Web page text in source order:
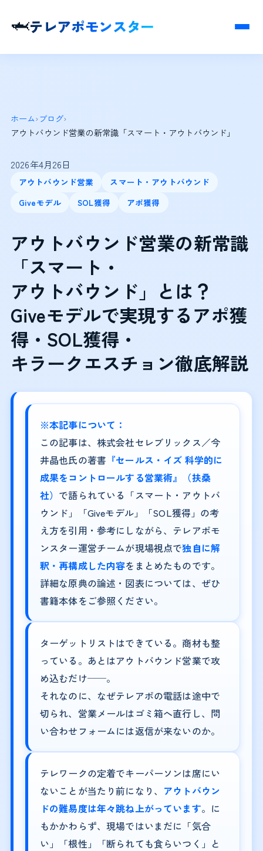
🦈テレアポモンスター
ホーム›ブログ›
アウトバウンド営業の新常識「スマート・アウトバウンド」
2026年4月26日
アウトバウンド営業
スマート・アウトバウンド
Giveモデル
SOL獲得 アポ獲得
アウトバウンド営業の新常識
「スマート・
アウトバウンド」とは？
Giveモデルで実現するアポ獲
得・SOL獲得・
キラークエスチョン徹底解説
※本記事について：
この記事は、株式会社セレブリックス／今
井晶也氏の著書 『セールス・イズ 科学的に
成果をコントロールする営業術』（扶桑
社） で語られている「スマート・アウトバ
ウンド」「Giveモデル」「SOL獲得」の考
え方を引用・参考にしながら、テレアポモ
ンスター運営チームが現場視点で独自に解
釈・再構成した内容をまとめたものです。
詳細な原典の論述・図表については、ぜひ
書籍本体をご参照ください。
ターゲットリストはできている。商材も整
っている。あとはアウトバウンド営業で攻
め込むだけ──。
それなのに、なぜテレアポの電話は途中で
切られ、営業メールはゴミ箱へ直行し、問
い合わせフォームには返信が来ないのか。
テレワークの定着でキーパーソンは席にい
ないことが当たり前になり、 アウトバウン
ドの難易度は年々跳ね上がっています。に
もかかわらず、現場ではいまだに「気合
い」「根性」「断られても食らいつく」と